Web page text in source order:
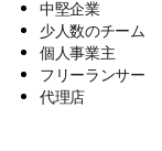
中堅企業
少人数のチーム
個人事業主
フリーランサー
代理店